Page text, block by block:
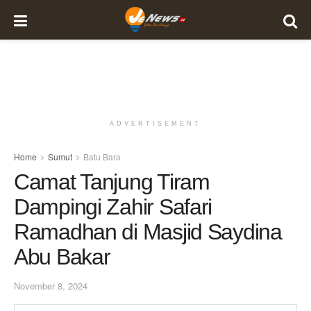
ADVERTISEMENT
Home Sumut Batu Bara
Camat Tanjung Tiram
Dampingi Zahir Safari
Ramadhan di Masjid Saydina
Abu Bakar
November 8, 2024